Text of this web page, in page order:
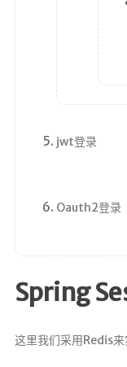
jwt登录
Oauth2登录
Spring
这里我们采用Redis